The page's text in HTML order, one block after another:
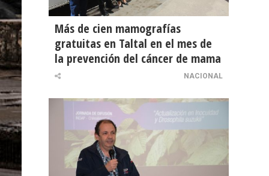
Más de cien mamografías
gratuitas en Taltal en el mes de
la prevención del cáncer de mama
NACIONAL